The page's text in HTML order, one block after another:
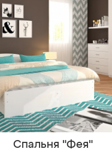
Спальня "Фея"